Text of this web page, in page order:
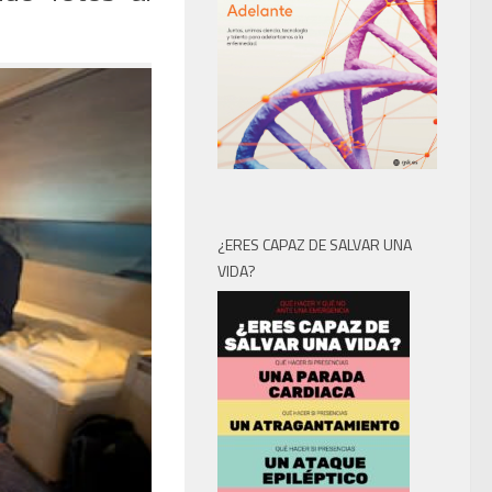
¿ERES CAPAZ DE SALVAR UNA
VIDA?